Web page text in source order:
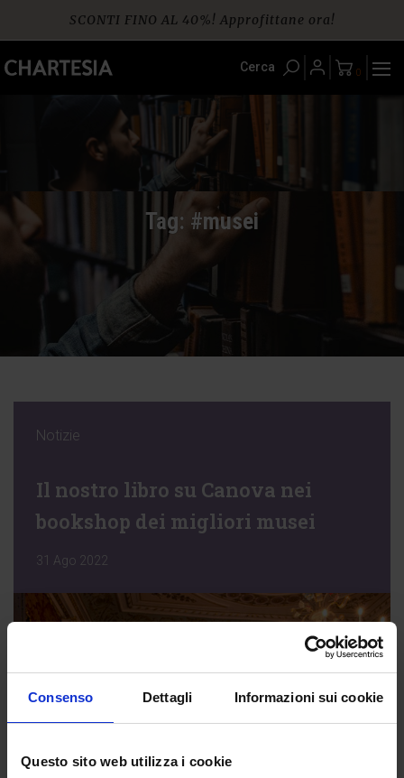
Consenso Dettagli Informazioni sui cookie
Questo sito web utilizza i cookie
content
SCONTI FINO AL 40%! Approfittane ora!
Spedizione gratuita per ordini da € 60
Cerca 0
Tag: #musei
Notizie
Il nostro libro su Canova nei
bookshop dei migliori musei
31 Ago 2022